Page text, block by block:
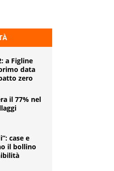
a Figline
data
zero
il 77% nel
case e
il bollino